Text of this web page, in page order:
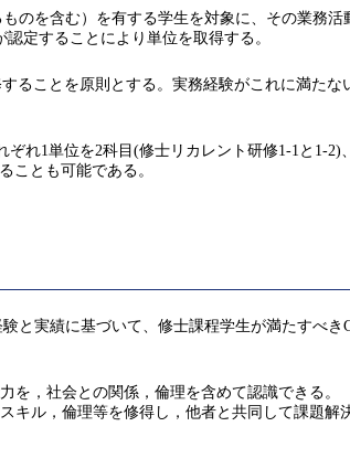
のを含む）を有する学生を対象に、その業務
定することにより単位を取得する。
ることを原則とする。実務経験がこれに満た
れ1単位を2科目(修士リカレント研修1-1と1-
ことも可能である。
と実績に基づいて、修士課程学生が満たすべ
を，社会との関係，倫理を含めて認識できる。
ル，倫理等を修得し，他者と共同して課題解